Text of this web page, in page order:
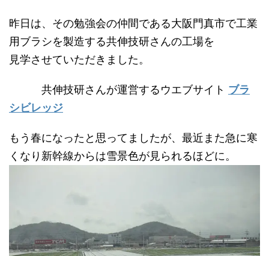
昨日は、その勉強会の仲間である大阪門真市で工業
用ブラシを製造する共伸技研さんの工場を
見学させていただきました。
共伸技研さんが運営するウエブサイト ブラ
シビレッジ
もう春になったと思ってましたが、最近また急に寒
くなり新幹線からは雪景色が見られるほどに。